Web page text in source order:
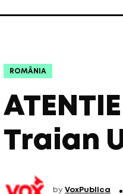
ROMÂNIA
Traian
by VoxPublica